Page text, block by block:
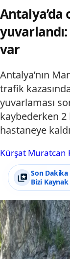
yuvarlandı:
var
Antalya’nın
trafik
yuvarlaması
kaybederken 2
hastaneye
Kürşat Muratcan
Son
Bizi